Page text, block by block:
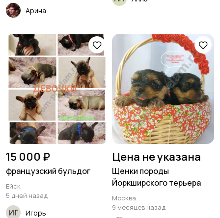
Арина.
15 000 ₽
французский бульдог
Ейск
5 дней назад
Игорь
Цена не указана
Щенки породы
Йоркширского терьера
Москва
9 месяцев назад